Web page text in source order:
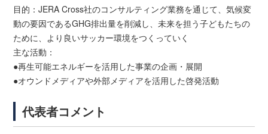
目的：JERA Cross社のコンサルティング業務を通じて、気候変
動の要因であるGHG排出量を削減し、未来を担う子どもたちの
ために、より良いサッカー環境をつくっていく
主な活動：
●再生可能エネルギーを活用した事業の企画・展開
●オウンドメディアや外部メディアを活用した啓発活動
代表者コメント